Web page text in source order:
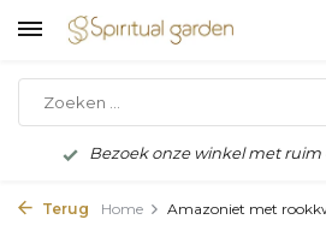
Bezoek onze winkel met
Terug Home Amazoniet met